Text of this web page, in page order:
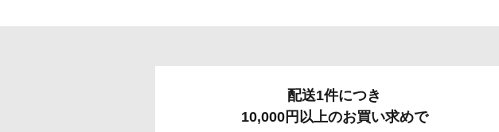
配送1件につき
10,000円以上のお買い求めで